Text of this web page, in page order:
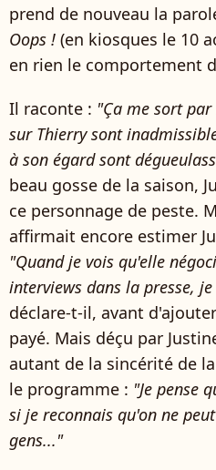
prend de nouveau la
Oops ! (en kiosques le 10
en rien le comportement
Il raconte : "Ça me sort par
sur Thierry sont
à son égard sont
beau gosse de la saison,
ce personnage de peste.
affirmait encore estimer
"Quand je vois qu'elle
interviews dans la presse,
déclare-t-il, avant
payé. Mais déçu par
autant de la sincérité de
le programme : "Je pense
si je reconnais qu'on ne
gens..."